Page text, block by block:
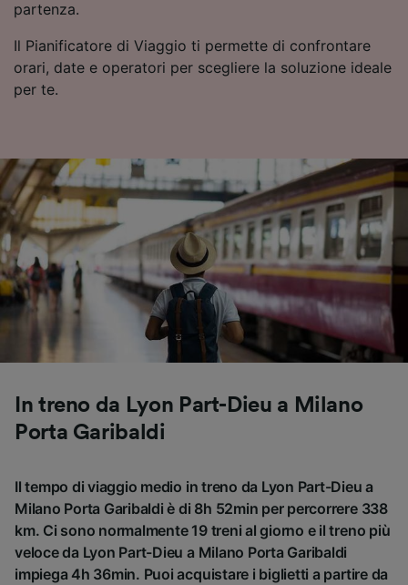
partenza.
Il Pianificatore di Viaggio ti permette di confrontare
orari, date e operatori per scegliere la soluzione ideale
per te.
In treno da Lyon Part-Dieu a Milano
Porta Garibaldi
Il tempo di viaggio medio in treno da Lyon Part-Dieu a
Milano Porta Garibaldi è di 8h 52min per percorrere 338
km. Ci sono normalmente 19 treni al giorno e il treno più
veloce da Lyon Part-Dieu a Milano Porta Garibaldi
impiega 4h 36min. Puoi acquistare i biglietti a partire da